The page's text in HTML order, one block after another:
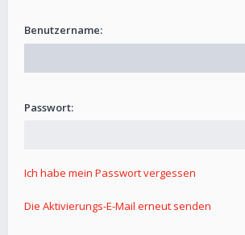
Benutzername:
Passwort:
Ich habe mein Passwort vergessen
Die Aktivierungs-E-Mail erneut senden